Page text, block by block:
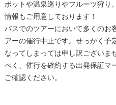
ポットや温泉巡りやフルーツ狩り
情報もご用意しております！
バスでのツアーにおいて多くのお
アーの催行中止です。せっかく予
なってしまっては申し訳ございま
べく、催行を確約する出発保証マ
ご確認ください。